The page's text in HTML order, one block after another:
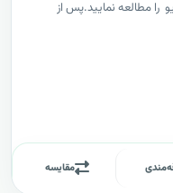
را مطالعه نمایید.پس از
مقایسه